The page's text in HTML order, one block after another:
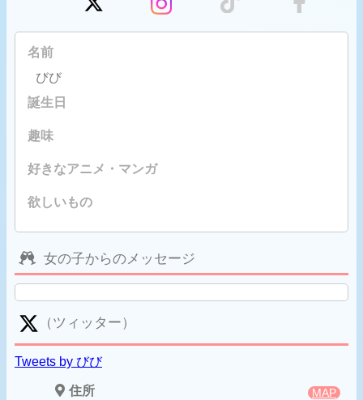
名前
びび
誕生日
趣味
好きなアニメ・マンガ
欲しいもの
女の子からのメッセージ
（ツィッター）
Tweets by びび
住所 MAP